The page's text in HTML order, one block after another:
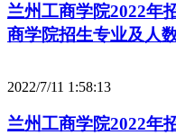
兰州工商学院2022年
商学院招生专业及人数
2022/7/11 1:58:13
兰州工商学院2022年